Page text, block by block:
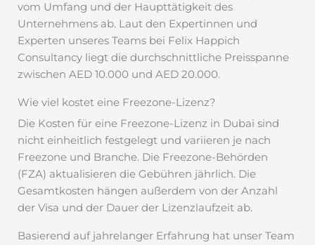
vom Umfang und der Haupttätigkeit des
Unternehmens ab. Laut den Expertinnen und
Experten unseres Teams bei Felix Happich
Consultancy liegt die durchschnittliche Preisspanne
zwischen AED 10.000 und AED 20.000.
Wie viel kostet eine Freezone-Lizenz?
Die Kosten für eine Freezone-Lizenz in Dubai sind
nicht einheitlich festgelegt und variieren je nach
Freezone und Branche. Die Freezone-Behörden
(FZA) aktualisieren die Gebühren jährlich. Die
Gesamtkosten hängen außerdem von der Anzahl
der Visa und der Dauer der Lizenzlaufzeit ab.
Basierend auf jahrelanger Erfahrung hat unser Team